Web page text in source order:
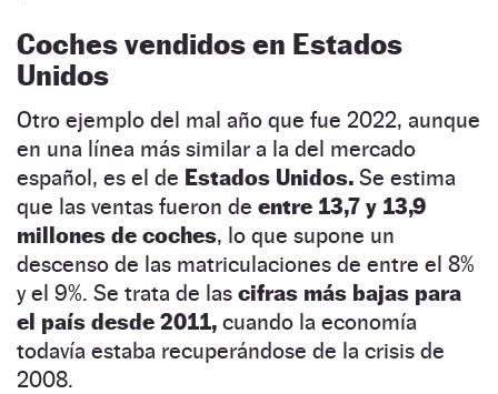
Coches vendidos en Estados
Unidos
Otro ejemplo del mal año que fue 2022, aunque
en una línea más similar a la del mercado
español, es el de Estados Unidos. Se estima
que las ventas fueron de entre 13,7 y 13,9
millones de coches, lo que supone un
descenso de las matriculaciones de entre el 8%
y el 9%. Se trata de las cifras más bajas para
el país desde 2011, cuando la economía
todavía estaba recuperándose de la crisis de
2008.